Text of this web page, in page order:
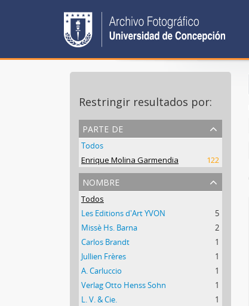
Restringir resultados por:
parte de
Todos
Enrique Molina Garmendia
122
nombre
Todos
Les Editions d'Art YVON
5
Missè Hs. Barna
2
Carlos Brandt
1
Jullien Frères
1
A. Carluccio
1
Verlag Otto Henss Sohn
1
L. V. & Cie.
1